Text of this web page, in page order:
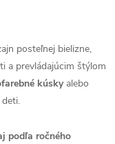
posteľnej bielizne,
a prevládajúcim štýlom
kúskyalebo
podľa ročného